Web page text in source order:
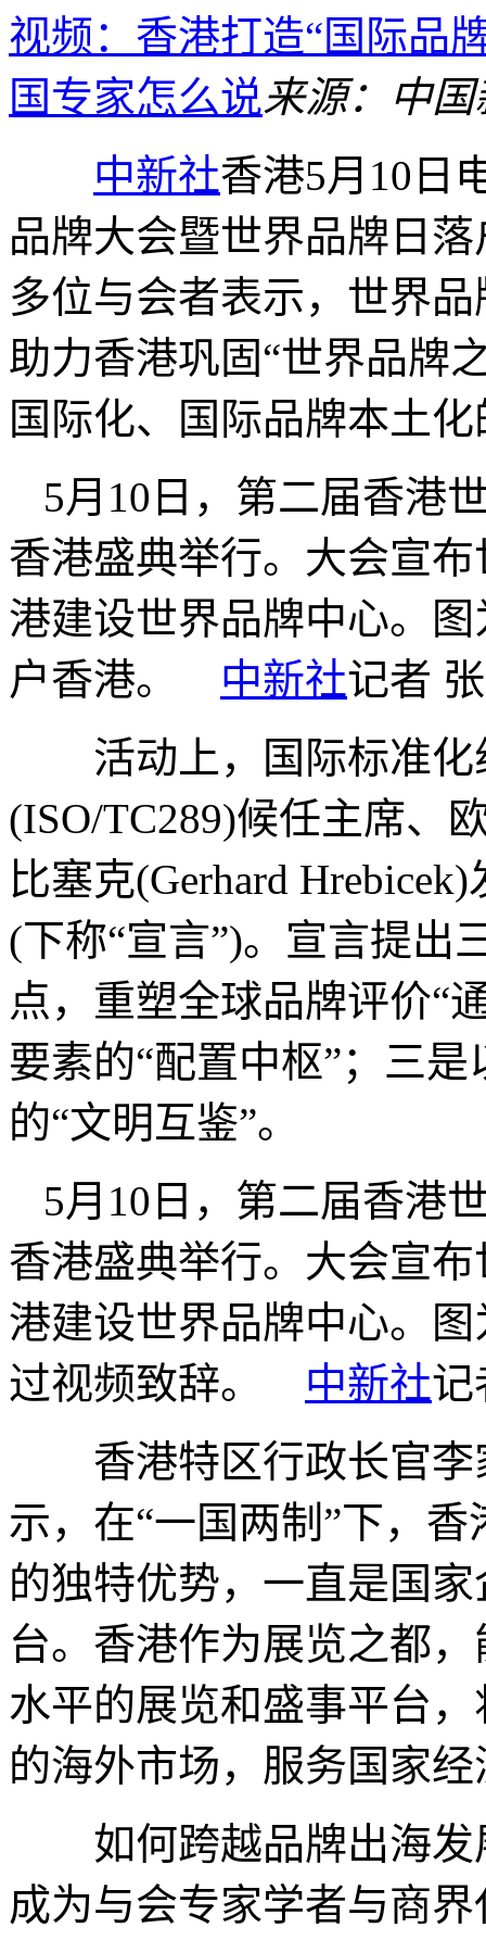
视频：香港打造“国际品
国专家怎么说来源：中
中新社香港5月10日
品牌大会暨世界品牌日
多位与会者表示，世界
助力香港巩固“世界品牌
国际化、国际品牌本土
5月10日，第二届香港
香港盛典举行。大会宣
港建设世界品牌中心。
户香港。 中新社记者
活动上，国际标准化
(ISO/TC289)候任主席、
比塞克(Gerhard
(下称“宣言”)。宣言提出
点，重塑全球品牌评价“
要素的“配置中枢”；三
的“文明互鉴”。
5月10日，第二届香港
香港盛典举行。大会宣
港建设世界品牌中心。
过视频致辞。 中新社记
香港特区行政长官李
示，在“一国两制”下，
的独特优势，一直是国
台。香港作为展览之都
水平的展览和盛事平台
的海外市场，服务国家
如何跨越品牌出海发
成为与会专家学者与商